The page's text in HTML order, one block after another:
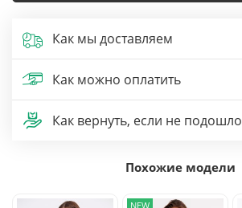
Как мы доставляем
Как можно оплатить
Как вернуть, если не подошло
Похожие модели
NEW